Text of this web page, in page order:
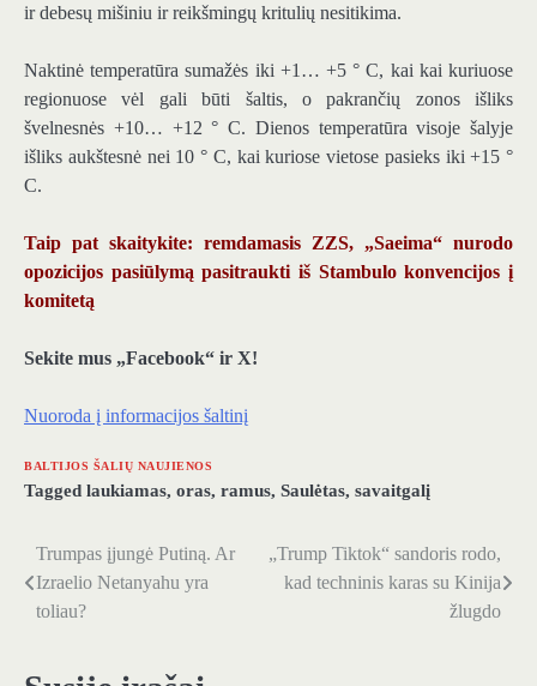
ir debesų mišiniu ir reikšmingų kritulių nesitikima.
Naktinė temperatūra sumažės iki +1… +5 ° C, kai kai kuriuose
regionuose vėl gali būti šaltis, o pakrančių zonos išliks
švelnesnės +10… +12 ° C. Dienos temperatūra visoje šalyje
išliks aukštesnė nei 10 ° C, kai kuriose vietose pasieks iki +15 °
C.
Taip pat skaitykite: remdamasis ZZS, „Saeima“ nurodo
opozicijos pasiūlymą pasitraukti iš Stambulo konvencijos į
komitetą
Sekite mus „Facebook“ ir X!
Nuoroda į informacijos šaltinį
BALTIJOS ŠALIŲ NAUJIENOS
Tagged laukiamas, oras, ramus, Saulėtas, savaitgalį
Navigacija
tarp
Trumpas įjungė Putiną. Ar
Izraelio Netanyahu yra
toliau?
„Trump Tiktok“ sandoris rodo,
kad techninis karas su Kinija
žlugdo